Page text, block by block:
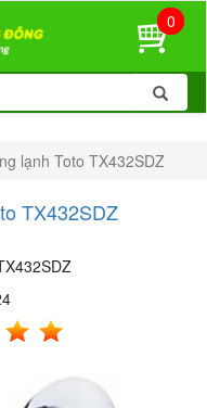
0
lạnh Toto TX432SDZ
TX432SDZ